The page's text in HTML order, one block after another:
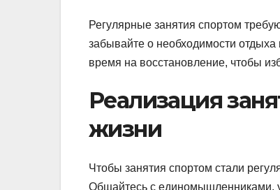
Регулярные занятия спортом
забывайте о необходимости
время на восстановление, чтобы
Реализация
жизни
Чтобы занятия спортом стали
Общайтесь с единомышленниками,